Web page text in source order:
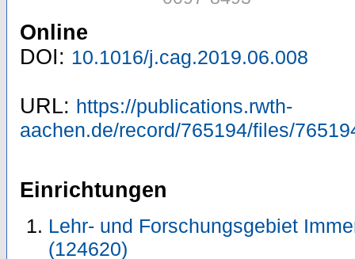
Online
DOI: 10.1016/j.cag.2019.06.008
URL: https://publications.rwth-
aachen.de/record/765194/files/
Einrichtungen
Lehr- und Forschungsgebiet
(124620)